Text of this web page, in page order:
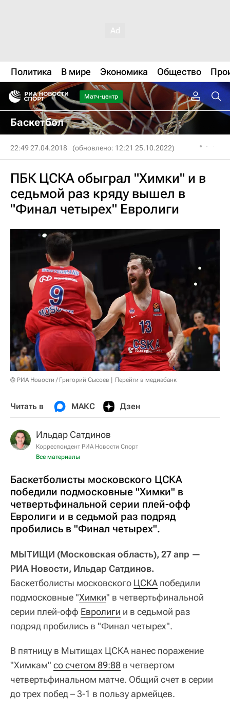
Политика В мире Экономика Общество
Матч-центр
Баскетбол
22:49 27.04.2018 (обновлено: 12:21 25.10.2022)
ПБК ЦСКА обыграл "Химки" и в
седьмой раз кряду вышел в
"Финал четырех" Евролиги
© РИА Новости / Григорий Сысоев Перейти в медиабанк
Читать в МАКС Дзен
Ильдар Сатдинов
Корреспондент РИА Новости Спорт
Все материалы
Баскетболисты московского ЦСКА
победили подмосковные "Химки" в
четвертьфинальной серии плей-офф
Евролиги и в седьмой раз подряд
пробились в "Финал четырех".
МЫТИЩИ (Московская область), 27 апр —
РИА Новости, Ильдар Сатдинов.
Баскетболисты московского ЦСКА победили
подмосковные "Химки" в четвертьфинальной
серии плей-офф Евролиги и в седьмой раз
подряд пробились в "Финал четырех".
В пятницу в Мытищах ЦСКА нанес поражение
"Химкам" со счетом 89:88 в четвертом
четвертьфинальном матче. Общий счет в серии
до трех побед – 3-1 в пользу армейцев.